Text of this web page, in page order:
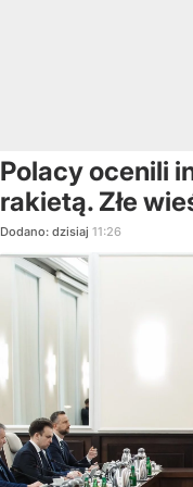
Polacy ocenili
rakietą. Złe
Dodano: dzisiaj 11:26